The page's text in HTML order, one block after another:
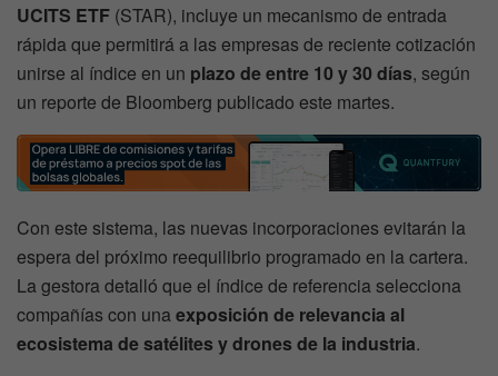
UCITS ETF (STAR), incluye un mecanismo de entrada
rápida que permitirá a las empresas de reciente cotización
unirse al índice en un plazo de entre 10 y 30 días, según
un reporte de Bloomberg publicado este martes.
Con este sistema, las nuevas incorporaciones evitarán la
espera del próximo reequilibrio programado en la cartera.
La gestora detalló que el índice de referencia selecciona
compañías con unaexposición de relevancia al
ecosistema de satélites y drones de la industria.